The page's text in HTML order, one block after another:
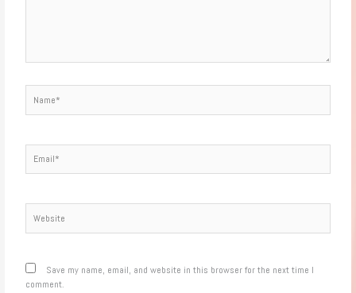
Save my name, email, and website in this browser for the next time I
comment.